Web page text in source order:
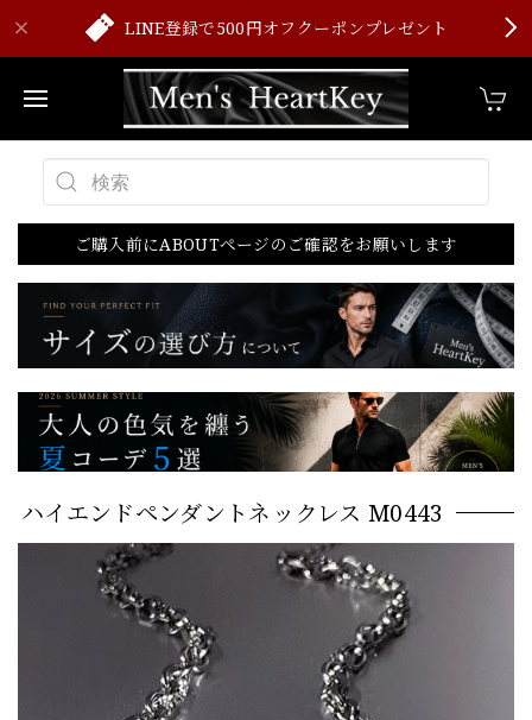
LINE登録で500円オフクーポンプレゼント
ご購入前にABOUTページのご確認をお願いします
ハイエンドペンダントネックレス M0443